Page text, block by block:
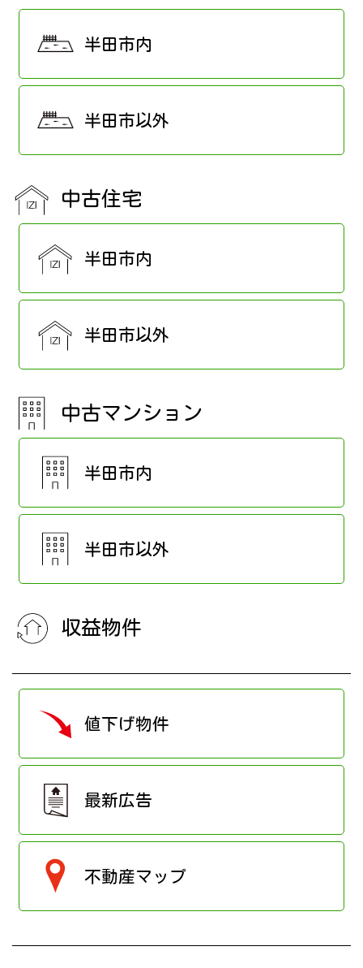
半田市内
半田市以外
中古住宅
半田市内
半田市以外
中古マンション
半田市内
半田市以外
収益物件
値下げ物件
最新広告
不動産マップ